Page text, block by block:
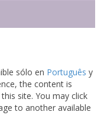
sólo en Português y
the content is
site. You may click
to another available